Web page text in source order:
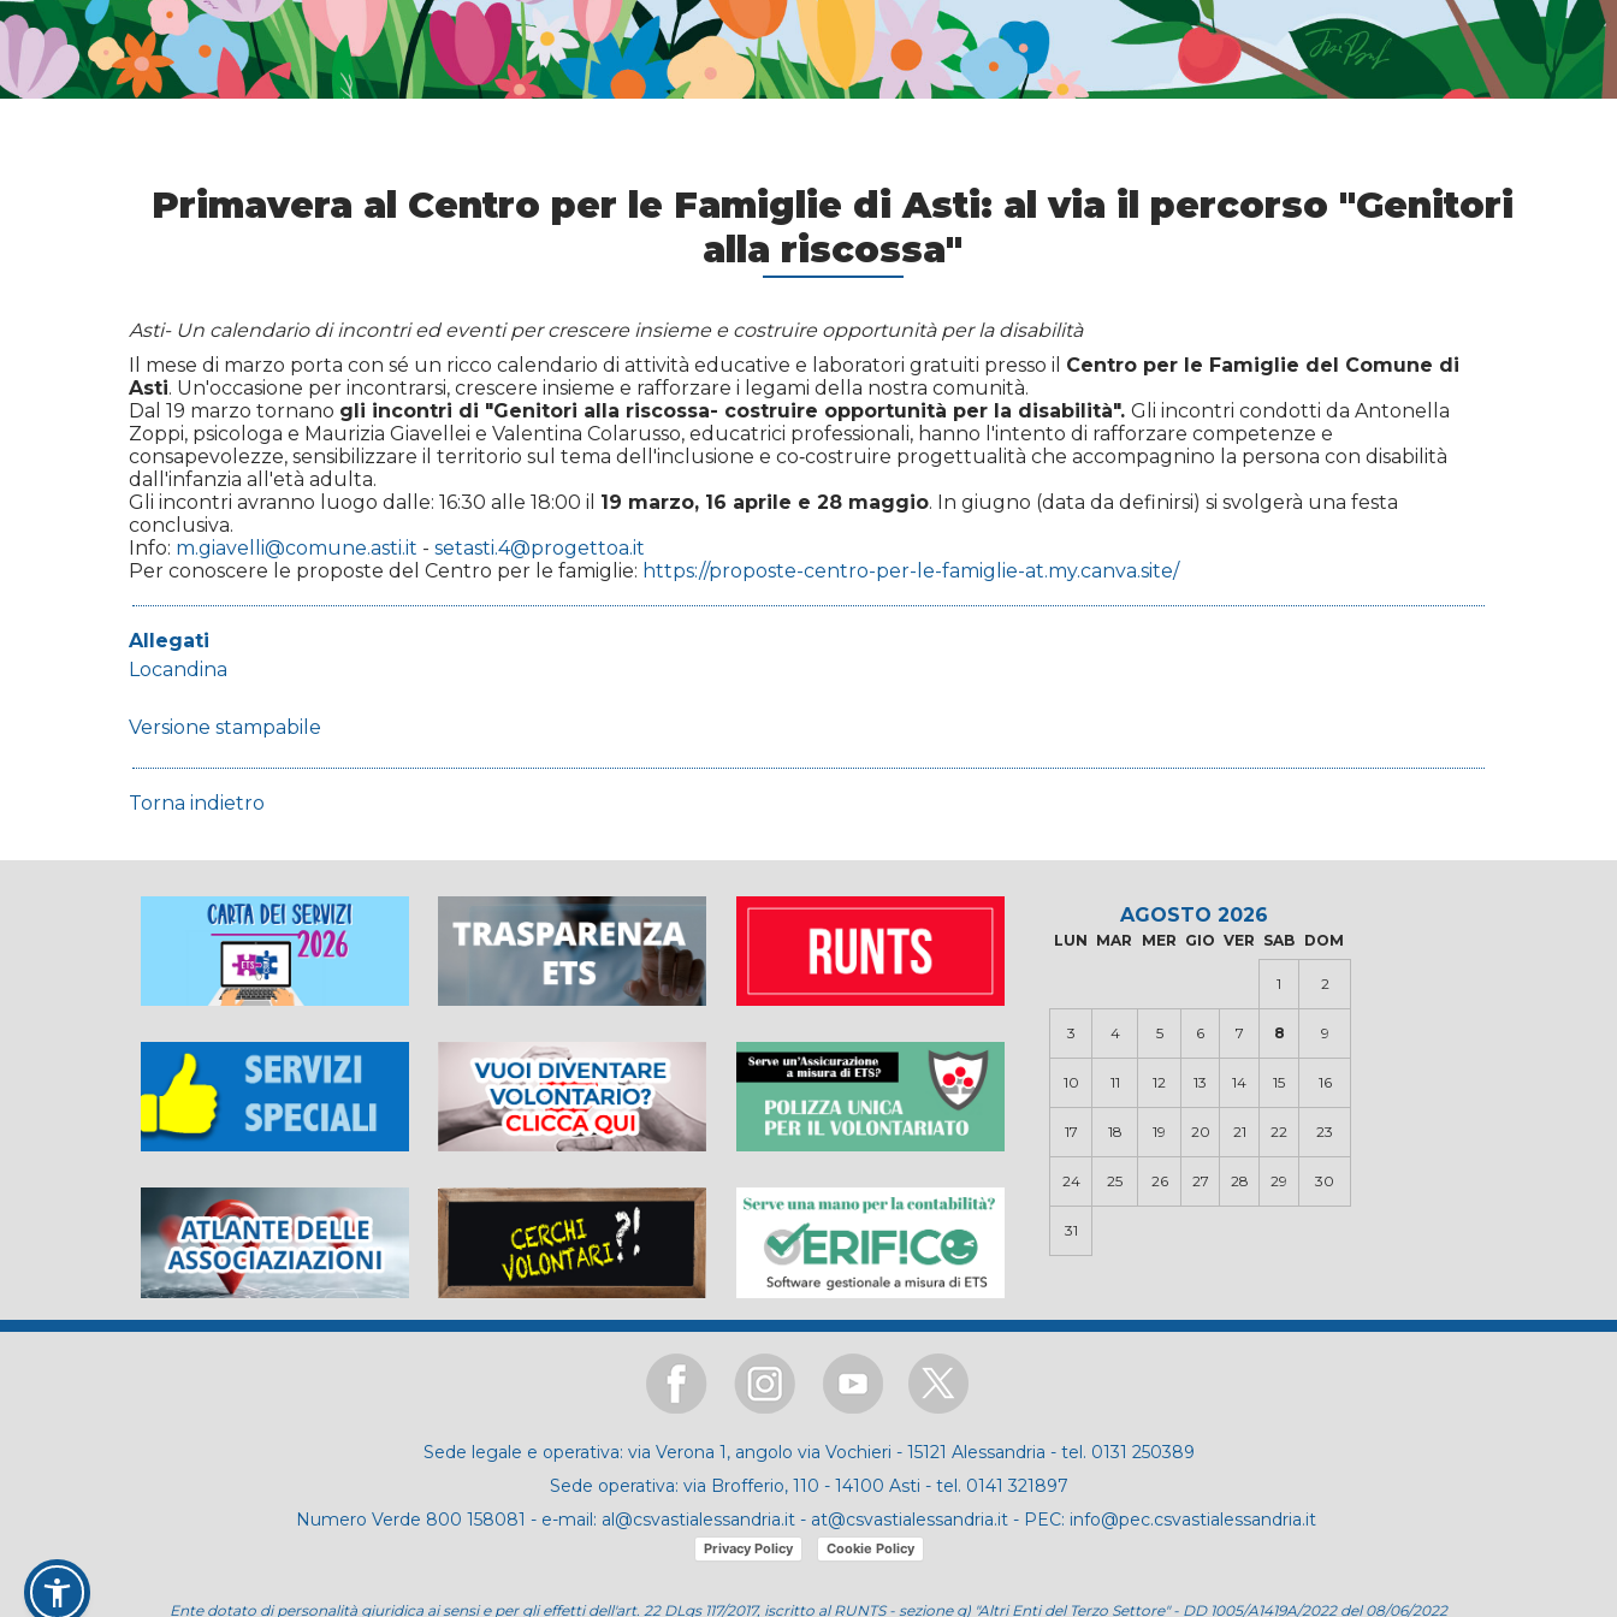
Primavera al Centro per le Famiglie di Asti: al via il percorso "Genitori
alla riscossa"
Asti- Un calendario di incontri ed eventi per crescere insieme e costruire opportunità per la disabilità
Il mese di marzo porta con sé un ricco calendario di attività educative e laboratori gratuiti presso il Centro per le Famiglie del Comune di
Asti. Un'occasione per incontrarsi, crescere insieme e rafforzare i legami della nostra comunità.
Dal 19 marzo tornano gli incontri di "Genitori alla riscossa- costruire opportunità per la disabilità". Gli incontri condotti da Antonella
Zoppi, psicologa e Maurizia Giavellei e Valentina Colarusso, educatrici professionali, hanno l'intento di rafforzare competenze e
consapevolezze, sensibilizzare il territorio sul tema dell'inclusione e co‑costruire progettualità che accompagnino la persona con disabilità
dall'infanzia all'età adulta.
Gli incontri avranno luogo dalle: 16:30 alle 18:00 il 19 marzo, 16 aprile e 28 maggio. In giugno (data da definirsi) si svolgerà una festa
conclusiva.
Info: m.giavelli@comune.asti.it - setasti.4@progettoa.it
Per conoscere le proposte del Centro per le famiglie: https://proposte-centro-per-le-famiglie-at.my.canva.site/
Allegati
Locandina
Versione stampabile
Torna indietro
AGOSTO 2026
LUN MAR MER GIO VER SAB DOM
1 2
3 4 5 6 7 8 9
10 11 12 13 14 15 16
17 18 19 20 21 22 23
24 25 26 27 28 29 30
31
Sede legale e operativa: via Verona 1, angolo via Vochieri - 15121 Alessandria - tel. 0131 250389
Sede operativa: via Brofferio, 110 - 14100 Asti - tel. 0141 321897
Numero Verde 800 158081 - e-mail: al@csvastialessandria.it - at@csvastialessandria.it - PEC: info@pec.csvastialessandria.it
Privacy Policy Cookie Policy
Ente dotato di personalità giuridica ai sensi e per gli effetti dell'art. 22 DLgs 117/2017, iscritto al RUNTS - sezione g) "Altri Enti del Terzo Settore" - DD 1005/A1419A/2022 del 08/06/2022